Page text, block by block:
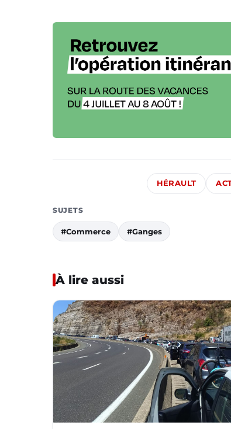
HÉRAULT
SUJETS
#Commerce #Ganges
À lire aussi